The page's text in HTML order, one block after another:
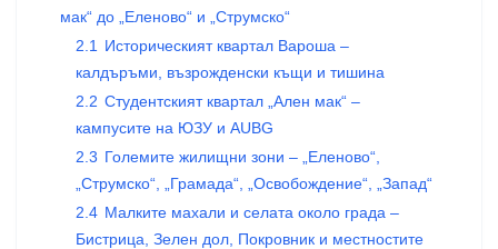
мак“ до „Еленово“ и „Струмско“
2.1
Историческият квартал Вароша –
калдъръми, възрожденски къщи и тишина
2.2 Студентският квартал „Ален мак“ –
кампусите на ЮЗУ и AUBG
2.3 Големите жилищни зони – „Еленово“,
„Струмско“, „Грамада“, „Освобождение“, „Запад“
2.4 Малките махали и селата около града –
Бистрица, Зелен дол, Покровник и местностите